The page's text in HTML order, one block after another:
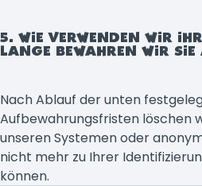
5. WIE VERWENDEN WIR
LANGE BEWAHREN WIR SIE
Nach Ablauf der unten
Aufbewahrungsfristen löschen
unseren Systemen oder
nicht mehr zu Ihrer
können.